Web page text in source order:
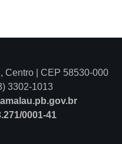
Centro | CEP 58530-000
3302-1013
0001-41